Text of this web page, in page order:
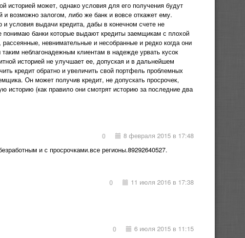
историей может, однако условия для его получения будут
возможно залогом, либо же банк и вовсе откажет ему.
условия выдачи кредита, дабы в конечном счете не
банки которые выдают кредиты заемщикам с плохой
невнимательные и несобранные и редко когда они
неблагонадежным клиентам в надежде урвать кусок
историей не улучшает ее, допуская и в дальнейшем
кредит обратно и увеличить свой портфель проблемных
Он может получив кредит, не допускать просрочек,
историю (как правило они смотрят историю за последние два
8 февраля 2015 в 17:48
0
и с просрочками.все регионы.89292640527.
11 июля 2016 в 17:38
0
6 июля 2015 в 11:15
0